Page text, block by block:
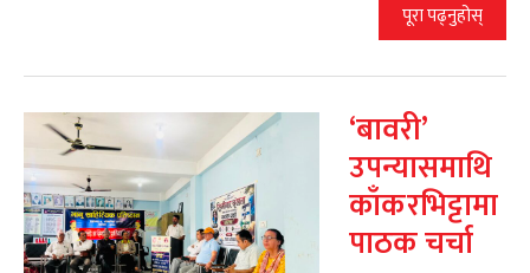
पूरा पढ्नुहोस्
‘बावरी’
उपन्यासमाथि
काँकरभिट्टामा
पाठक चर्चा